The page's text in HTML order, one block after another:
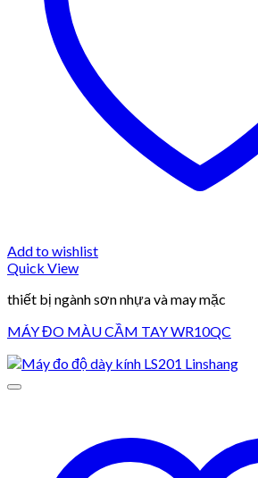
Add to wishlist
Quick View
thiết bị ngành sơn nhựa và may mặc
MÁY ĐO MÀU CẦM TAY WR10QC